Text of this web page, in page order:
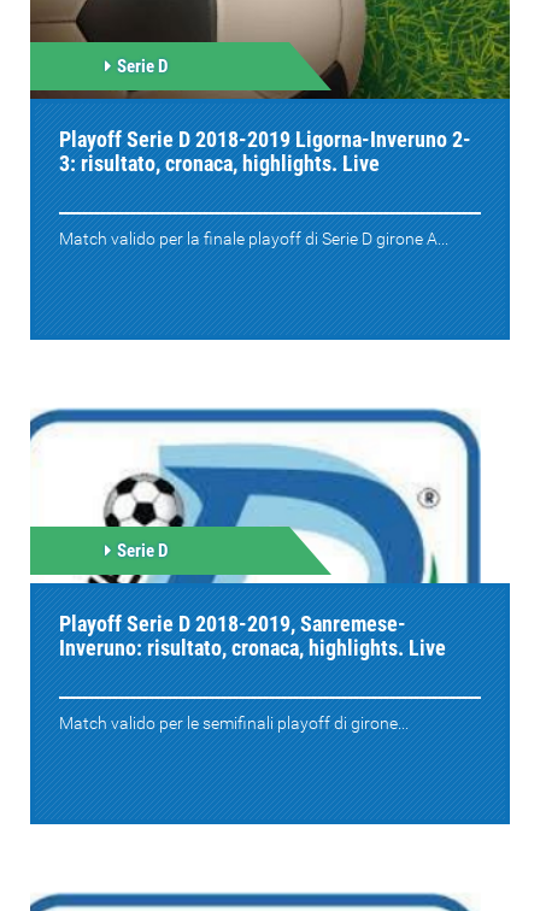
Serie D
Playoff Serie D 2018-2019 Ligorna-Inveruno 2-
3: risultato, cronaca, highlights. Live
Match valido per la finale playoff di Serie D girone A...
Serie D
Playoff Serie D 2018-2019, Sanremese-
Inveruno: risultato, cronaca, highlights. Live
Match valido per le semifinali playoff di girone...